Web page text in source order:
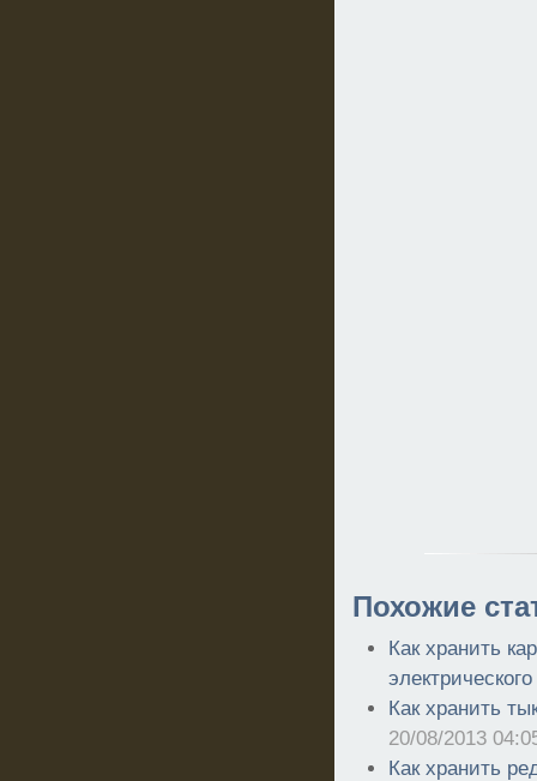
Похожие
Как хранить
Как хранить
20/08/2013
Как хранить